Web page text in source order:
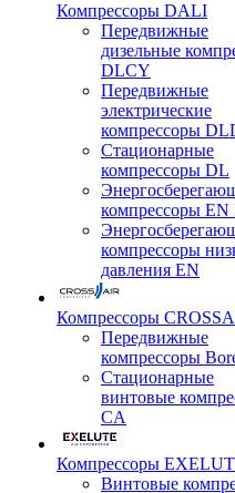
Компрессоры DALI
Передвижные
дизельные
DLCY
Передвижные
электрические
компрессоры
Стационарные
компрессоры DL
компрессоры EN
компрессоры
давления EN
Компрессоры
Передвижные
компрессоры
Стационарные
винтовые
CA
Компрессоры
Винтовые